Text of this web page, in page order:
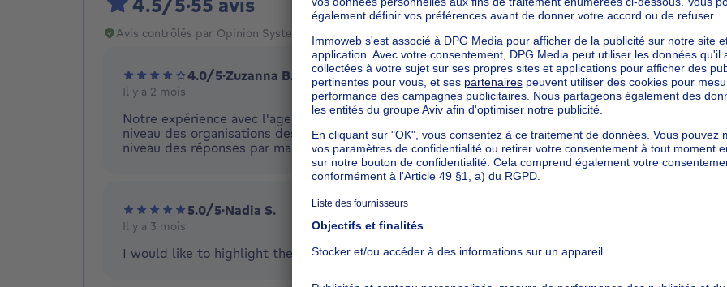
Avis contrôlés par Opinion System
Trier par
4.0/5·Zuzanna B.
Plus
Il y a 2 mois
Notre expérience avec l'agence était agréable et professionnelle. Bonne réactivité au
niveau des organisations des visites et de l'état des lieux, un peu moins de fluidité au
niveau des réponses par mail. En conclusion : une agence professionnelle et réactive.
5.0/5·Nadia S.
Il y a 3 mois
I would like to highlight the great professionalism of the agent and thank him a lot!